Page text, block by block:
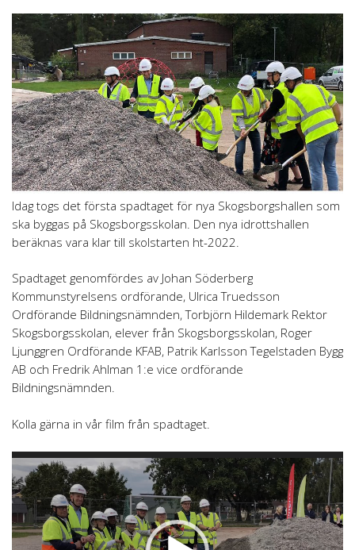
Idag togs det första spadtaget för nya Skogsborgshallen som
ska byggas på Skogsborgsskolan. Den nya idrottshallen
beräknas vara klar till skolstarten ht-2022.
Spadtaget genomfördes av Johan Söderberg
Kommunstyrelsens ordförande, Ulrica Truedsson
Ordförande Bildningsnämnden, Torbjörn Hildemark Rektor
Skogsborgsskolan, elever från Skogsborgsskolan, Roger
Ljunggren Ordförande KFAB, Patrik Karlsson Tegelstaden Bygg
AB och Fredrik Ahlman 1:e vice ordförande
Bildningsnämnden.
Kolla gärna in vår film från spadtaget.
Videospelare